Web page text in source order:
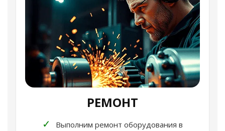
РЕМОНТ
✓
Выполним ремонт оборудования в